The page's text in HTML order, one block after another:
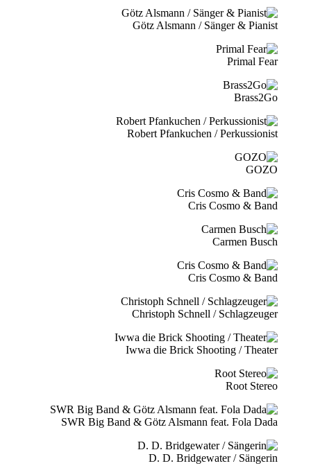
Götz Alsmann / Sänger & Pianist
Primal Fear
Brass2Go
Robert Pfankuchen / Perkussionist
GOZO
Cris Cosmo & Band
Carmen Busch
Cris Cosmo & Band
Christoph Schnell / Schlagzeuger
Iwwa die Brick Shooting / Theater
Root Stereo
SWR Big Band & Götz Alsmann feat. Fola Dada
D. D. Bridgewater / Sängerin